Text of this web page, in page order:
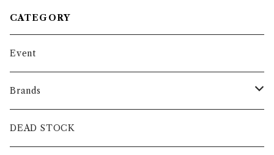
CATEGORY
Event
Brands
intch.
DEAD STOCK